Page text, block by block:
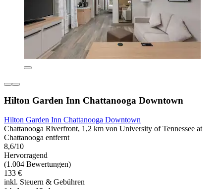
Hilton Garden Inn Chattanooga Downtown
Hilton Garden Inn Chattanooga Downtown
Chattanooga Riverfront, 1,2 km von University of Tennessee at
Chattanooga entfernt
8,6/10
Hervorragend
(1.004 Bewertungen)
133 €
inkl. Steuern & Gebühren